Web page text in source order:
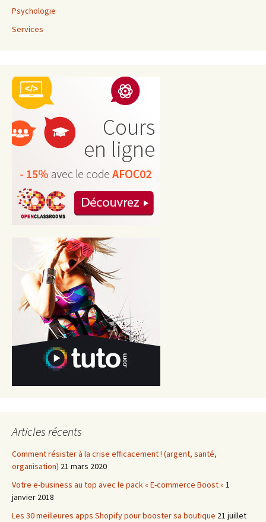
Psychologie
Services
Articles récents
Comment résister à la crise efficacement ! (argent, santé,
organisation) 21 mars 2020
Votre e-business au top avec le pack « E-commerce Boost » 1
janvier 2018
Les 30 meilleures apps Shopify pour booster sa boutique 21 juillet